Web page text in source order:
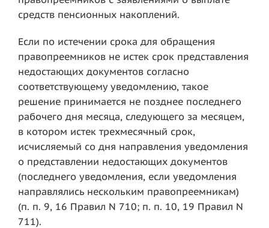
средств пенсионных накоплений.
Если по истечении срока для обращения
правопреемников не истек срок представления
недостающих документов согласно
соответствующему уведомлению, такое
решение принимается не позднее последнего
рабочего дня месяца, следующего за месяцем,
в котором истек трехмесячный срок,
исчисляемый со дня направления уведомления
о представлении недостающих документов
(последнего уведомления, если уведомления
направлялись нескольким правопреемникам)
(п. п. 9, 16 Правил N 710; п. п. 10, 19 Правил N
711).